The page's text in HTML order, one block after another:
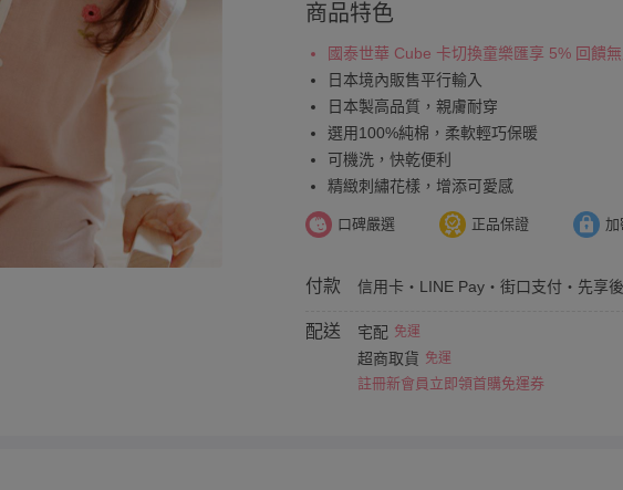
商品特色
國泰世華 Cube 卡切換童樂匯享 5% 回饋
日本境內販售平行輸入
日本製高品質，親膚耐穿
選用100%純棉，柔軟輕巧保暖
可機洗，快乾便利
精緻刺繡花樣，增添可愛感
口碑嚴選 正品保證 加
付款 信用卡・LINE Pay・街口支付・先享
配送 宅配 免運
超商取貨 免運
註冊新會員立即領首購免運券